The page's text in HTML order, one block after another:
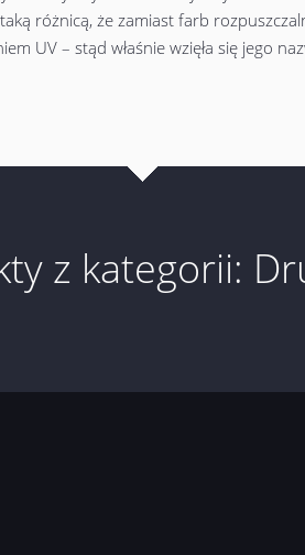
różnicą, że zamiast farb
UV – stąd właśnie wzięła się jego
z kategorii: